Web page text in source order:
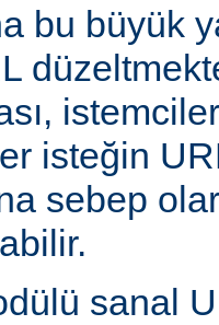
bu büyük
isteğin
sebep
sanal